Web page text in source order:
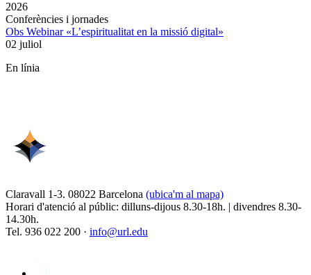
2026
Conferències i jornades
Obs Webinar «L’espiritualitat en la missió digital»
02 juliol
En línia
Claravall 1-3. 08022 Barcelona (ubica'm al mapa)
Horari d'atenció al públic: dilluns-dijous 8.30-18h. | divendres 8.30-
14.30h.
Tel. 936 022 200 · info@url.edu